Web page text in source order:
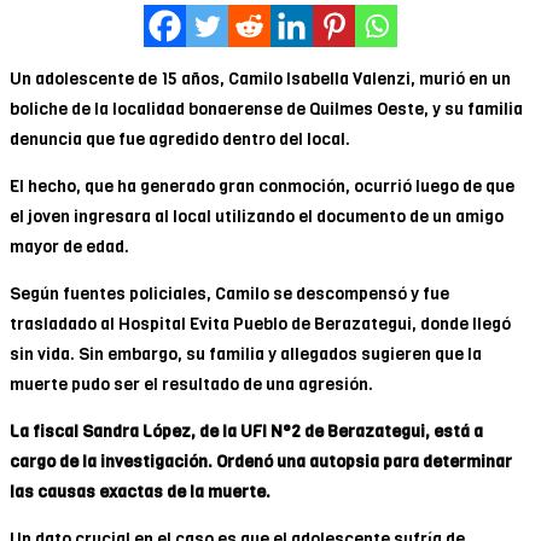
Un adolescente de 15 años, Camilo Isabella Valenzi, murió en un
boliche de la localidad bonaerense de Quilmes Oeste, y su familia
denuncia que fue agredido dentro del local.
El hecho, que ha generado gran conmoción, ocurrió luego de que
el joven ingresara al local utilizando el documento de un amigo
mayor de edad.
Según fuentes policiales, Camilo se descompensó y fue
trasladado al Hospital Evita Pueblo de Berazategui, donde llegó
sin vida. Sin embargo, su familia y allegados sugieren que la
muerte pudo ser el resultado de una agresión.
La fiscal Sandra López, de la UFI N°2 de Berazategui, está a
cargo de la investigación. Ordenó una autopsia para determinar
las causas exactas de la muerte.